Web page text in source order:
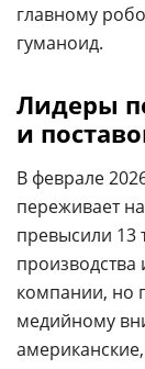
главному
гуманоид.
Лидеры
и
В феврале
переживает
превысили 13
производства
компании, но
медийному